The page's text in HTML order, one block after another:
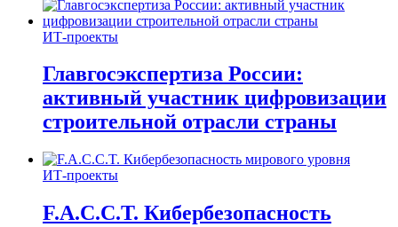
ИТ-проекты
Главгосэкспертиза России:
активный участник цифровизации
строительной отрасли страны
ИТ-проекты
F.A.C.C.T. Кибербезопасность